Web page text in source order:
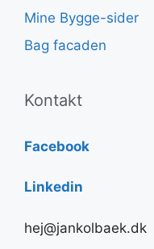
Mine Bygge-sider
Bag facaden
Kontakt
Facebook
Linkedin
hej@jankolbaek.dk